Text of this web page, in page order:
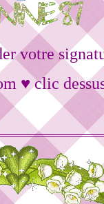
votre
♥ clic